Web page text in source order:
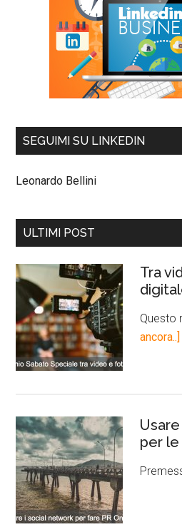
SEGUIMI SU LINKEDIN
Leonardo Bellini
ULTIMI POST
Tra
Questo
ancora..]
per le